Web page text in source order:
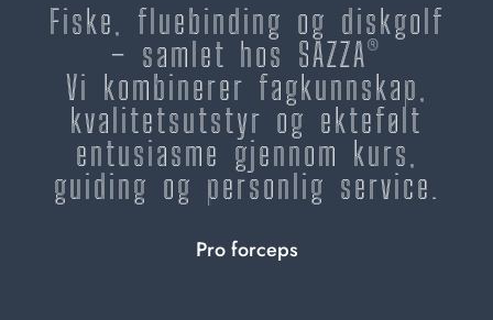
Fiske, fluebinding og diskgolf
– samlet hos SAZZA®
Vi kombinerer fagkunnskap,
kvalitetsutstyr og ektefølt
entusiasme gjennom kurs,
guiding og personlig service.
Pro forceps